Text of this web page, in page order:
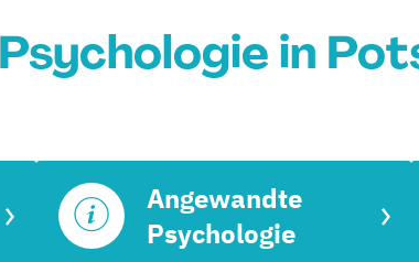
in
Angewandte
Psychologie